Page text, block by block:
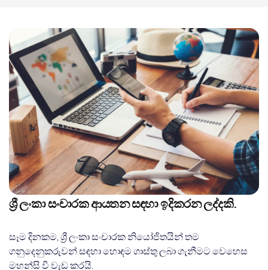
ශ්‍රී ලංකා සංචාරක ආයතන සඳහා ඉදිකරන ලද්දකි.
සෑම දිනකම, ශ්‍රී ලංකා සංචාරක නියෝජිතයින් තම
ගනුදෙනුකරුවන් සඳහා හොඳම ගාස්තු ලබා ගැනීමට වෙහෙස
මහන්සි වී වැඩ කරයි.